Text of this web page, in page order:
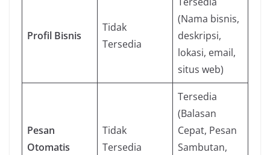
Profil Bisnis
Tidak
Tersedia
(Nama bisnis,
deskripsi,
lokasi, email,
situs web)
Pesan
Otomatis
Tidak
Tersedia
Tersedia
(Balasan
Cepat, Pesan
Sambutan,